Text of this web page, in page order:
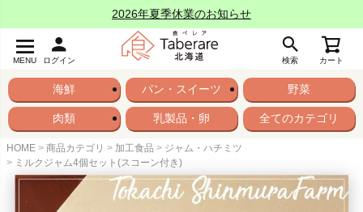
2026年夏季休業のお知らせ
MENU ログイン 検索 カート
海鮮 パン・スイーツ 野菜
肉類 乳製品・卵 全てのカテゴリ
HOME 商品カテゴリ 加工食品
ジャム・ハチミツ
ミルクジャム4個セット(スコーン付き)